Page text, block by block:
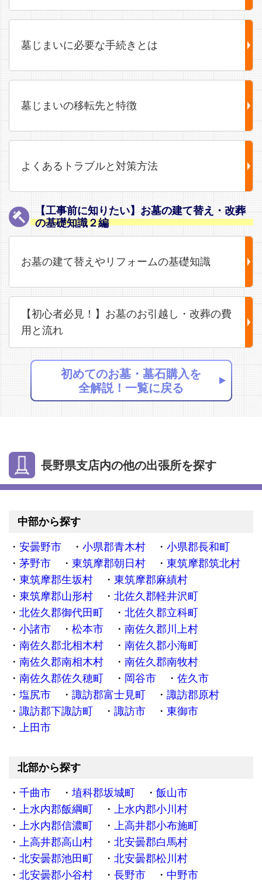
墓じまいに必要な手続きとは
墓じまいの移転先と特徴
よくあるトラブルと対策方法
【工事前に知りたい】お墓の建て替え・改葬
の基礎知識２編
お墓の建て替えやリフォームの基礎知識
【初心者必見！】お墓のお引越し・改葬の費
用と流れ
初めてのお墓・墓石購入を
全解説！一覧に戻る
長野県支店内の他の出張所を探す
中部から探す
安曇野市 小県郡青木村
小県郡長和町
茅野市
東筑摩郡朝日村
東筑摩郡筑北村
東筑摩郡生坂村
東筑摩郡麻績村
東筑摩郡山形村
北佐久郡軽井沢町
北佐久郡御代田町
北佐久郡立科町
小諸市
松本市
南佐久郡川上村
南佐久郡北相木村
南佐久郡小海町
南佐久郡南相木村
南佐久郡南牧村
南佐久郡佐久穂町
岡谷市
佐久市
塩尻市
諏訪郡富士見町
諏訪郡原村
諏訪郡下諏訪町
諏訪市
東御市
上田市
北部から探す
千曲市 埴科郡坂城町
飯山市
上水内郡飯綱町
上水内郡小川村
上水内郡信濃町
上高井郡小布施町
上高井郡高山村
北安曇郡白馬村
北安曇郡池田町
北安曇郡松川村
北安曇郡小谷村
長野市
中野市